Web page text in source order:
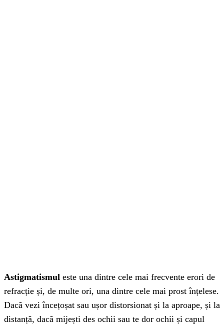
Astigmatismul este una dintre cele mai frecvente erori de
refracție și, de multe ori, una dintre cele mai prost înțelese.
Dacă vezi încețoșat sau ușor distorsionat și la aproape, și la
distanță, dacă mijești des ochii sau te dor ochii și capul